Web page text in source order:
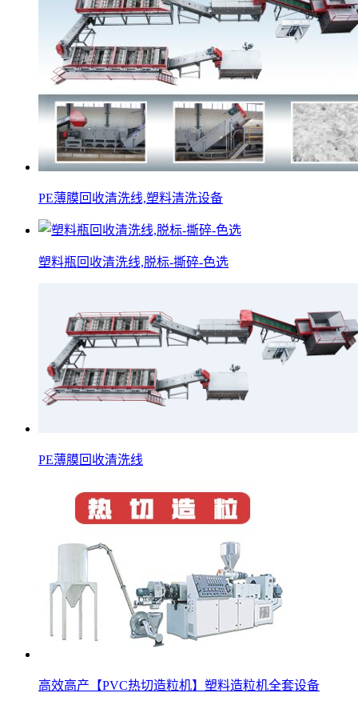
PE薄膜回收清洗线,塑料清洗设备
塑料瓶回收清洗线,脱标-撕碎-色选
PE薄膜回收清洗线
高效高产【PVC热切造粒机】塑料造粒机全套设备